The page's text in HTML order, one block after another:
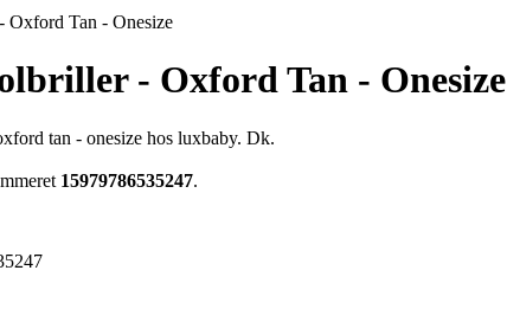
Tan - Onesize
- Oxford Tan - Onesize
tan - onesize hos luxbaby. Dk.
15979786535247.